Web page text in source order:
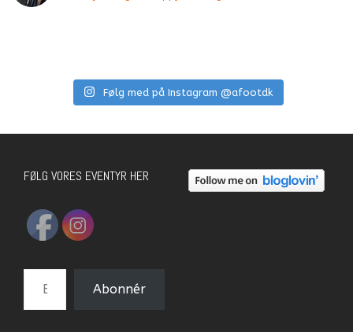
Følg med på Instagram @afootdk
FØLG VORES EVENTYR HER
E-mail-adresse
Abonnér